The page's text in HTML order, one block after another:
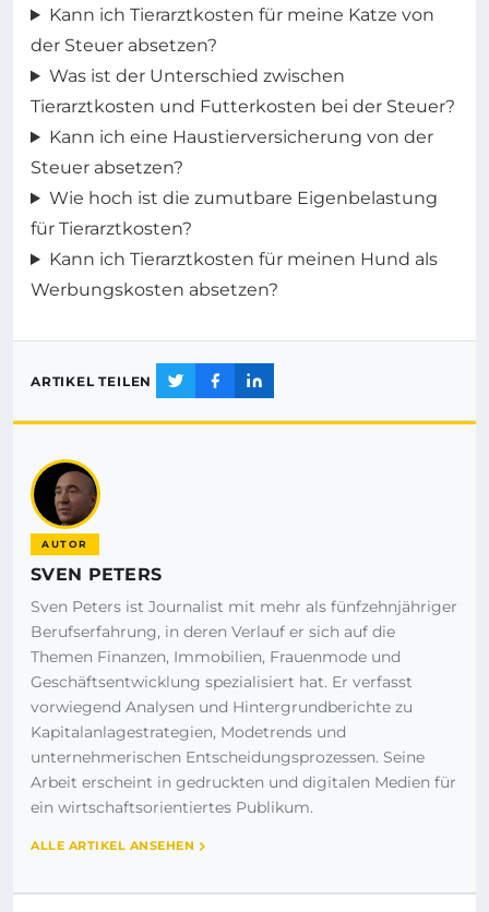
Kann ich Tierarztkosten für meine Katze von
der Steuer absetzen?
Was ist der Unterschied zwischen
Tierarztkosten und Futterkosten bei der Steuer?
Kann ich eine Haustierversicherung von der
Steuer absetzen?
Wie hoch ist die zumutbare Eigenbelastung
für Tierarztkosten?
Kann ich Tierarztkosten für meinen Hund als
Werbungskosten absetzen?
ARTIKEL TEILEN
AUTOR
SVEN PETERS
Sven Peters ist Journalist mit mehr als fünfzehnjähriger
Berufserfahrung, in deren Verlauf er sich auf die
Themen Finanzen, Immobilien, Frauenmode und
Geschäftsentwicklung spezialisiert hat. Er verfasst
vorwiegend Analysen und Hintergrundberichte zu
Kapitalanlagestrategien, Modetrends und
unternehmerischen Entscheidungsprozessen. Seine
Arbeit erscheint in gedruckten und digitalen Medien für
ein wirtschaftsorientiertes Publikum.
ALLE ARTIKEL ANSEHEN